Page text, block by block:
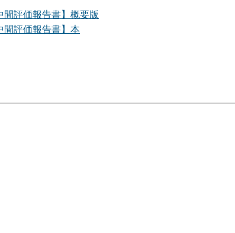
評価報告書】概要版
間評価報告書】本